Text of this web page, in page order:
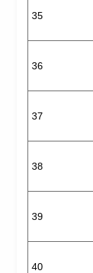
35
36
37
38
39
40